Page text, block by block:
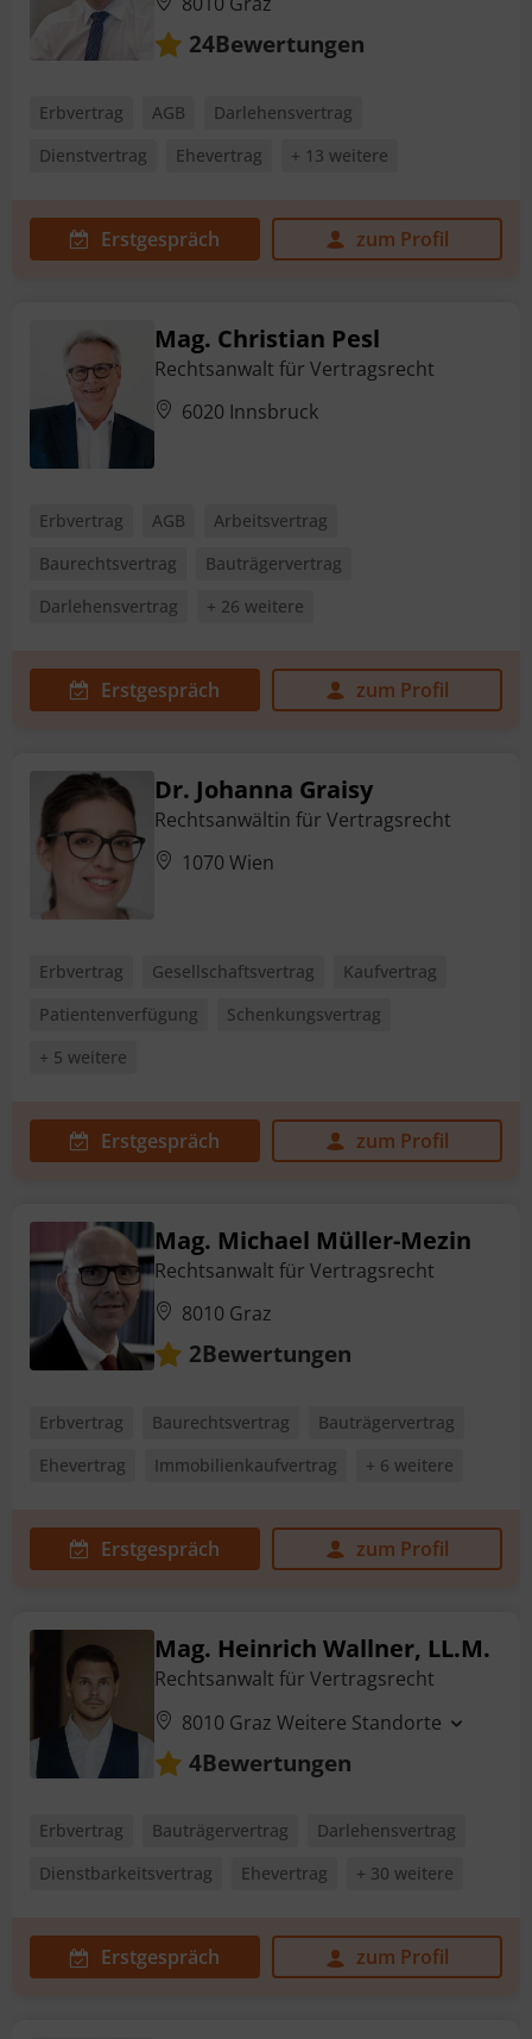
24Bewertungen
Erbvertrag AGB
Darlehensvertrag
Dienstvertrag
Ehevertrag + 13 weitere
Erstgespräch zum Profil
Mag. Christian Pesl
Rechtsanwalt für Vertragsrecht
6020 Innsbruck
Erbvertrag AGB
Arbeitsvertrag
Baurechtsvertrag
Bauträgervertrag
Darlehensvertrag
+ 26 weitere
Erstgespräch zum Profil
Dr. Johanna Graisy
Rechtsanwältin für Vertragsrecht
1070 Wien
Erbvertrag Gesellschaftsvertrag
Kaufvertrag
Patientenverfügung
Schenkungsvertrag
+ 5 weitere
Erstgespräch zum Profil
Mag. Michael Müller-Mezin
Rechtsanwalt für Vertragsrecht
8010 Graz
2Bewertungen
Erbvertrag Baurechtsvertrag
Bauträgervertrag
Ehevertrag
Immobilienkaufvertrag + 6 weitere
Erstgespräch zum Profil
Mag. Heinrich Wallner, LL.M.
Rechtsanwalt für Vertragsrecht
8010 Graz Weitere Standorte
4Bewertungen
Erbvertrag Bauträgervertrag
Darlehensvertrag
Dienstbarkeitsvertrag
Ehevertrag + 30 weitere
Erstgespräch zum Profil